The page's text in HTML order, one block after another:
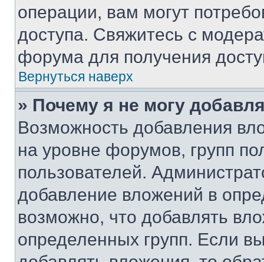
операции, вам могут
доступа. Свяжитесь с
форума для получения
Вернуться наверх
» Почему я не могу
Возможность добавления
на уровне форумов, групп
пользователей.
добавление вложений в
возможно, что добавлять
определенных групп. Если